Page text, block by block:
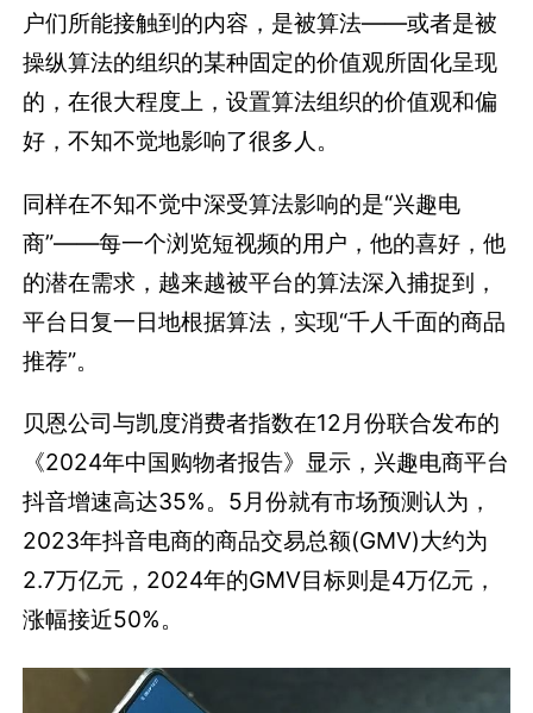
户们所能接触到的内容，是被算法——或者是被
操纵算法的组织的某种固定的价值观所固化呈现
的，在很大程度上，设置算法组织的价值观和偏
好，不知不觉地影响了很多人。
同样在不知不觉中深受算法影响的是“兴趣电
商”——每一个浏览短视频的用户，他的喜好，他
的潜在需求，越来越被平台的算法深入捕捉到，
平台日复一日地根据算法，实现“千人千面的商品
推荐”。
贝恩公司与凯度消费者指数在12月份联合发布的
《2024年中国购物者报告》显示，兴趣电商平台
抖音增速高达35%。5月份就有市场预测认为，
2023年抖音电商的商品交易总额(GMV)大约为
2.7万亿元，2024年的GMV目标则是4万亿元，
涨幅接近50%。